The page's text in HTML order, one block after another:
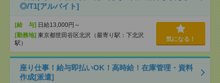
◎/T1[アルバイト]
[給 与] 日給13,000円～
[勤務地] 東京都世田谷区北沢（最寄り駅：下北沢
駅）
気になる！
座り仕事！給与即払いOK！高時給！在庫管理・資料
作成[派遣]